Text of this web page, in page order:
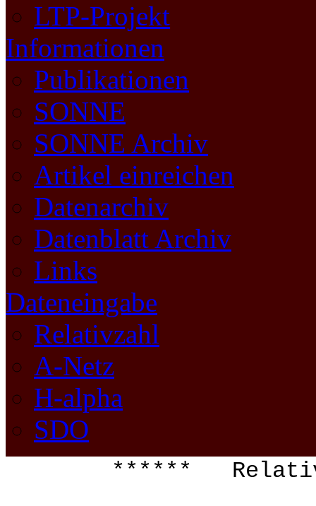
LTP-Projekt
Informationen
Publikationen
SONNE
SONNE Archiv
Artikel einreichen
Datenarchiv
Datenblatt Archiv
Links
Dateneingabe
Relativzahl
A-Netz
H-alpha
SDO
******